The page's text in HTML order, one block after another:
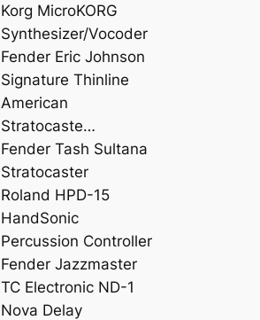
Korg MicroKORG
Synthesizer/Vocoder
Fender Eric Johnson
Signature Thinline
American
Stratocaste…
Fender Tash Sultana
Stratocaster
Roland HPD-15
HandSonic
Percussion Controller
Fender Jazzmaster
TC Electronic ND-1
Nova Delay